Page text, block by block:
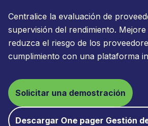
Centralice la evaluación de
supervisión del rendimiento. Mejore
reduzca el riesgo de los
cumplimiento con una plataforma
Solicitar una demostración
Descargar One pager Gestión